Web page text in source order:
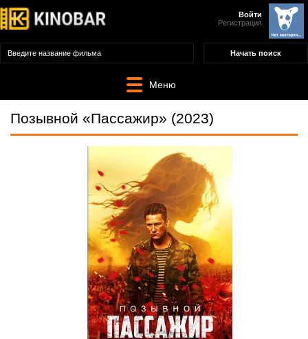
Войти
Регистрация
Меню
Позывной «Пассажир» (2023)